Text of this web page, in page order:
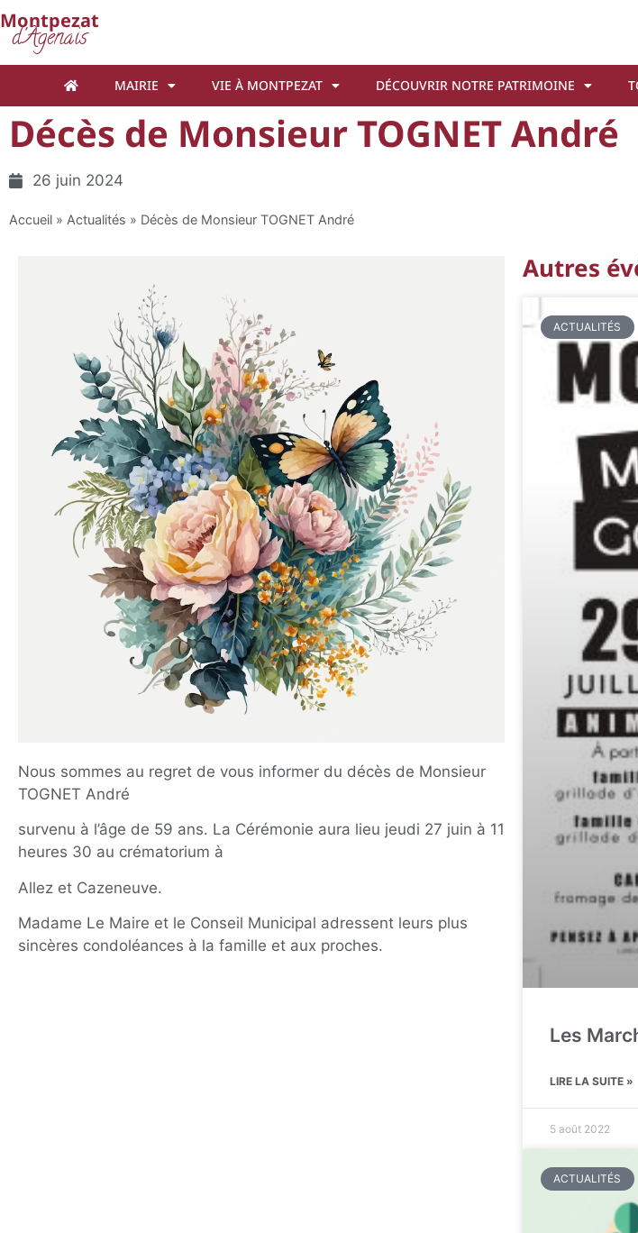
Montpezat
d'Agenais
MAIRIE VIE À MONTPEZAT DÉCOUVRIR NOTRE PATRIMOINE
Décès de Monsieur TOGNET André
26 juin 2024
Accueil » Actualités » Décès de Monsieur TOGNET André
Nous sommes au regret de vous informer du décès de Monsieur
TOGNET André
survenu à l’âge de 59 ans. La Cérémonie aura lieu jeudi 27 juin à 11
heures 30 au crématorium à
Allez et Cazeneuve.
Madame Le Maire et le Conseil Municipal adressent leurs plus
sincères condoléances à la famille et aux proches.
Autres
ACTUALITÉS
Les
LIRE LA SUITE »
5 août 2022
ACTUALITÉS
Cookies management panel